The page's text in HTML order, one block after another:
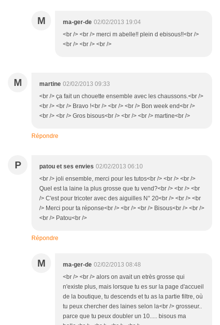
M ma-ger-de 02/02/2013 19:04
<br /> <br /> merci m abelle!! plein d ebisous!!<br />
<br /> <br /> <br />
M martine 02/02/2013 09:33
<br /> ça fait un chouette ensemble avec les chaussons.<br />
<br /> <br /> Bravo !<br /> <br /> <br /> Bon week end<br />
<br /> <br /> Gros bisous<br /> <br /> <br /> martine<br />
Répondre
P patou et ses envies 02/02/2013 06:10
<br /> joli ensemble, merci pour les tutos<br /> <br /> <br />
Quel est la laine la plus grosse que tu vend?<br /> <br /> <br
/> C'est pour tricoter avec des aiguilles N° 20<br /> <br /> <br
/> Merci pour ta réponse<br /> <br /> <br /> Bisous<br /> <br />
<br /> Patou<br />
Répondre
M ma-ger-de 02/02/2013 08:48
<br /> <br /> alors on avait un etrès grosse qui
n'existe plus, mais lorsque tu es sur la page d'accueil
de la boutique, tu descends et tu as la partie filtre, où
tu peux chercher des laines selon la<br /> grosseur..
parce que tu peux doubler un 10..... bisous ma